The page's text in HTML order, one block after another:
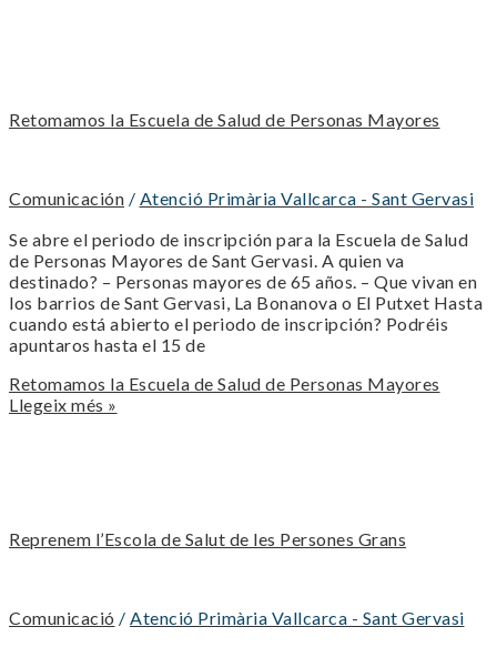
Retomamos la Escuela de Salud de Personas Mayores
Comunicación / Atenció Primària Vallcarca - Sant Gervasi
Se abre el periodo de inscripción para la Escuela de Salud
de Personas Mayores de Sant Gervasi. A quien va
destinado? – Personas mayores de 65 años. – Que vivan en
los barrios de Sant Gervasi, La Bonanova o El Putxet Hasta
cuando está abierto el periodo de inscripción? Podréis
apuntaros hasta el 15 de
Retomamos la Escuela de Salud de Personas Mayores
Llegeix més »
Reprenem l’Escola de Salut de les Persones Grans
Comunicació / Atenció Primària Vallcarca - Sant Gervasi